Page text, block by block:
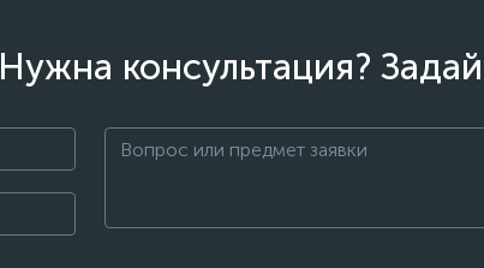
Нужна консультация?